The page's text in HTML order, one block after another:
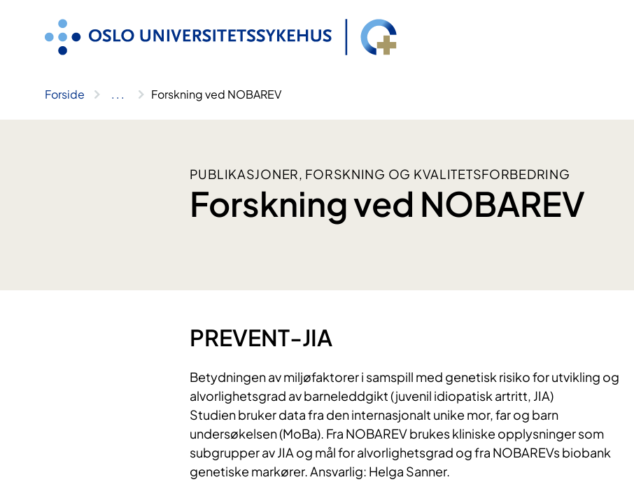
Forside .. . Forskning ved NOBAREV
PUBLIKASJONER, FORSKNING OG KVALITETSFORBEDRING
Forskning ved NOBAREV
PREVENT-JIA
Betydningen av miljøfaktorer i samspill med genetisk risiko for utvikling og
alvorlighetsgrad av barneleddgikt (juvenil idiopatisk artritt, JIA)
Studien bruker data fra den internasjonalt unike mor, far og barn
undersøkelsen (MoBa). Fra NOBAREV brukes kliniske opplysninger som
subgrupper av JIA og mål for alvorlighetsgrad og fra NOBAREVs biobank
genetiske markører. Ansvarlig: Helga Sanner.